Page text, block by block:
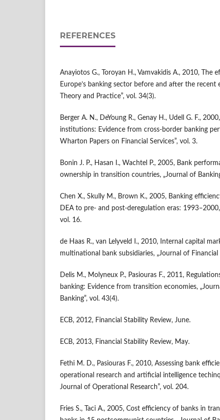
REFERENCES
Anayiotos G., Toroyan H., Vamvakidis A., 2010, The
Europe’s banking sector before and after the recent
Theory and Practice”, vol. 34(3).
Berger A. N., DeYoung R., Genay H., Udell G. F.,
institutions: Evidence from cross-border banking
Wharton Papers on Financial Services”, vol. 3.
Bonin J. P., Hasan I., Wachtel P., 2005, Bank
ownership in transition countries, „Journal of
Chen X., Skully M., Brown K., 2005, Banking
DEA to pre- and post-deregulation eras: 1993–2000,
vol. 16.
de Haas R., van Lelyveld I., 2010, Internal capital
multinational bank subsidiaries, „Journal of
Delis M., Molyneux P., Pasiouras F., 2011,
banking: Evidence from transition economies,
Banking”, vol. 43(4).
ECB, 2012, Financial Stability Review, June.
ECB, 2013, Financial Stability Review, May.
Fethi M. D., Pasiouras F., 2010, Assessing bank
operational research and artificial intelligence
Journal of Operational Research”, vol. 204.
Fries S., Taci A., 2005, Cost efficiency of banks in